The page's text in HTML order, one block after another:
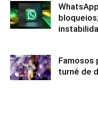
Famosos
turnê de